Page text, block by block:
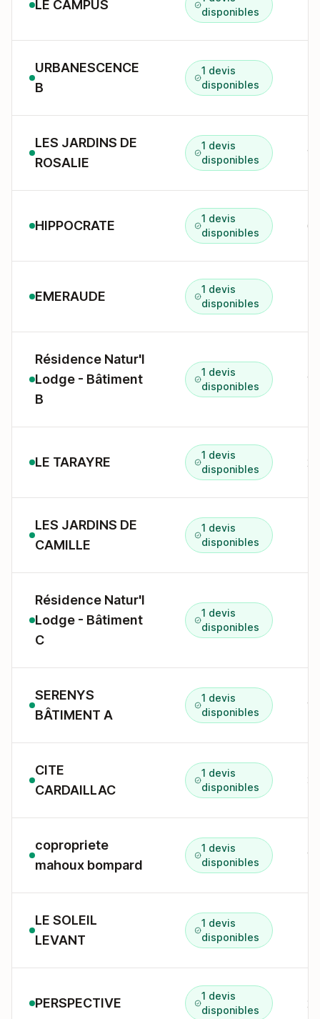
LE CAMPUS
disponibles
URBANESCENCE
B
1 devis
disponibles
LES JARDINS DE
ROSALIE
1 devis
disponibles
HIPPOCRATE
1 devis
disponibles
6
EMERAUDE
1 devis
disponibles
Résidence Natur'l
Lodge - Bâtiment
B
1 devis
disponibles
LE TARAYRE
1 devis
disponibles
2
LES JARDINS DE
CAMILLE
1 devis
disponibles
Résidence Natur'l
Lodge - Bâtiment
C
1 devis
disponibles
SERENYS
BÂTIMENT A
1 devis
disponibles
CITE
CARDAILLAC
1 devis
disponibles
copropriete
mahoux bompard
1 devis
disponibles
LE SOLEIL
LEVANT
1 devis
disponibles
PERSPECTIVE
1 devis
disponibles